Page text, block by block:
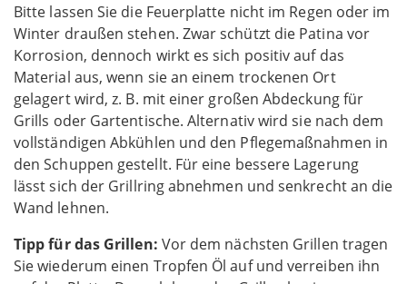
Bitte lassen Sie die Feuerplatte nicht im Regen oder im
Winter draußen stehen. Zwar schützt die Patina vor
Korrosion, dennoch wirkt es sich positiv auf das
Material aus, wenn sie an einem trockenen Ort
gelagert wird, z. B. mit einer großen Abdeckung für
Grills oder Gartentische. Alternativ wird sie nach dem
vollständigen Abkühlen und den Pflegemaßnahmen in
den Schuppen gestellt. Für eine bessere Lagerung
lässt sich der Grillring abnehmen und senkrecht an die
Wand lehnen.
Tipp für das Grillen: Vor dem nächsten Grillen tragen
Sie wiederum einen Tropfen Öl auf und verreiben ihn